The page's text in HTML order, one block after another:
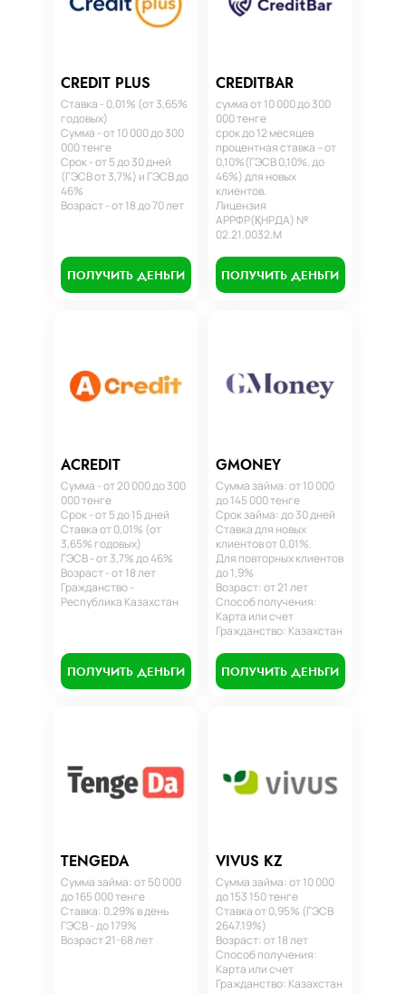
CREDIT PLUS
Ставка - 0,01% (от 3,65%
годовых)
Сумма - от 10 000 до 300
000 тенге
Срок - от 5 до 30 дней
(ГЭСВ от 3,7%) и ГЭСВ до
46%
Возраст - от 18 до 70 лет
ПОЛУЧИТЬ ДЕНЬГИ
CREDITBAR
сумма от 10 000 до 300
000 тенге
срок до 12 месяцев
процентная ставка – от
0,10%(ГЭСВ 0,10%, до
46%) для новых
клиентов.
Лицензия
АРРФР(ҚНРДА) №
02.21.0032.М
ПОЛУЧИТЬ ДЕНЬГИ
ACREDIT
Сумма - от 20 000 до 300
000 тенге
Срок - от 5 до 15 дней
Ставка от 0,01% (от
3,65% годовых)
ГЭСВ - от 3,7% до 46%
Возраст - от 18 лет
Гражданство -
Республика Казахстан
ПОЛУЧИТЬ ДЕНЬГИ
GMONEY
Сумма займа: от 10 000
до 145 000 тенге
Срок займа: до 30 дней
Ставка для новых
клиентов от 0,01%.
Для повторных клиентов
до 1,9%
Возраст: от 21 лет
Способ получения:
Карта или счет
Гражданство: Казахстан
ПОЛУЧИТЬ ДЕНЬГИ
TENGEDA
Сумма займа: от 50 000
до 165 000 тенге
Ставка: 0,29% в день
ГЭСВ - до 179%
Возраст 21-68 лет
VIVUS KZ
Сумма займа: от 10 000
до 153 150 тенге
Ставка от 0,95% (ГЭСВ
2647.19%)
Возраст: от 18 лет
Способ получения:
Карта или счет
Гражданство: Казахстан